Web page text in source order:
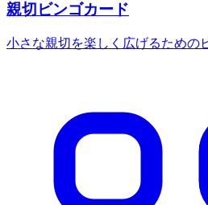
親切ビンゴカード
小さな親切を楽しく広げるための